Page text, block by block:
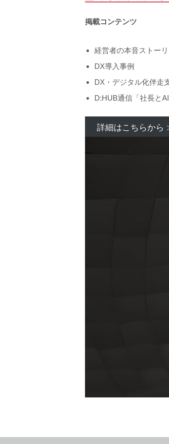
掲載コンテンツ
経営者の本音ストー
DX導入事例
DX・デジタル化伴走
D:HUB通信「社長とAI
詳細はこちらから